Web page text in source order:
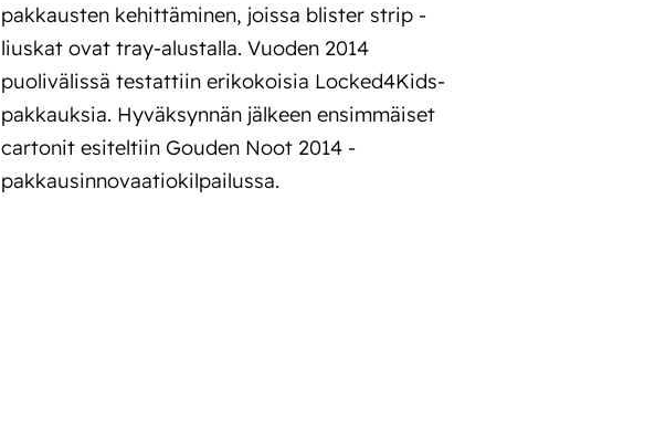
pakkausten kehittäminen, joissa blister strip -
liuskat ovat tray-alustalla. Vuoden 2014
puolivälissä testattiin erikokoisia Locked4Kids-
pakkauksia. Hyväksynnän jälkeen ensimmäiset
cartonit esiteltiin Gouden Noot 2014 -
pakkausinnovaatiokilpailussa.